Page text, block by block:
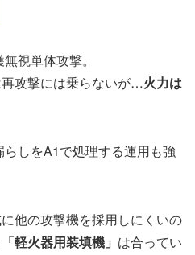
視単体攻撃。
攻撃には乗らないが…火力は
しをA1で処理する運用も強
他の攻撃機を採用しにくいの
「軽火器用装填機」 は合ってい